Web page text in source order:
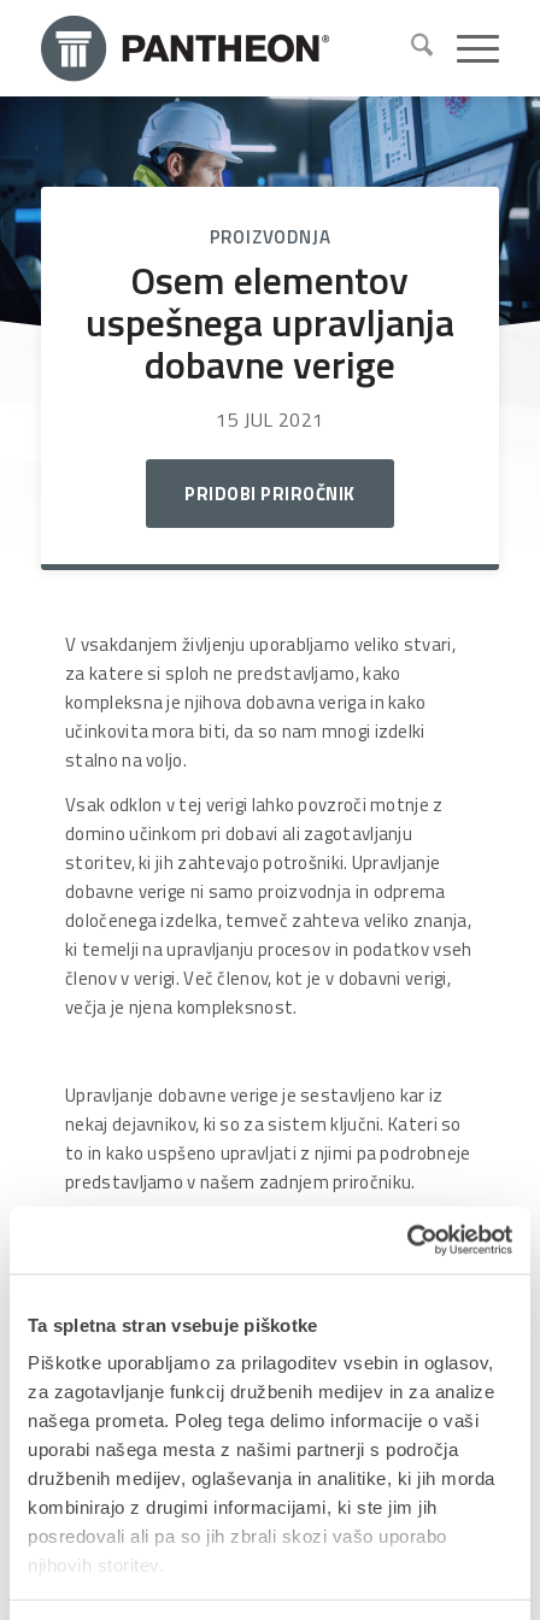
Ta spletna stran vsebuje piškotke
Piškotke uporabljamo za prilagoditev vsebin in oglasov,
za zagotavljanje funkcij družbenih medijev in za analize
našega prometa. Poleg tega delimo informacije o vaši
uporabi našega mesta z našimi partnerji s področja
družbenih medijev, oglaševanja in analitike, ki jih morda
kombinirajo z drugimi informacijami, ki ste jim jih
posredovali ali pa so jih zbrali skozi vašo uporabo
njihovih storitev.
PROIZVODNJA
Osem elementov
uspešnega upravljanja
dobavne verige
15 JUL 2021
PRIDOBI PRIROČNIK
V vsakdanjem življenju uporabljamo veliko stvari,
za katere si sploh ne predstavljamo, kako
kompleksna je njihova dobavna veriga in kako
učinkovita mora biti, da so nam mnogi izdelki
stalno na voljo.
Vsak odklon v tej verigi lahko povzroči motnje z
domino učinkom pri dobavi ali zagotavljanju
storitev, ki jih zahtevajo potrošniki. Upravljanje
dobavne verige ni samo proizvodnja in odprema
določenega izdelka, temveč zahteva veliko znanja,
ki temelji na upravljanju procesov in podatkov vseh
členov v verigi. Več členov, kot je v dobavni verigi,
večja je njena kompleksnost.
Upravljanje dobavne verige je sestavljeno kar iz
nekaj dejavnikov, ki so za sistem ključni. Kateri so
to in kako uspšeno upravljati z njimi pa podrobneje
predstavljamo v našem zadnjem priročniku.
Delite prispevek
NAZAJ NA PRIROČNIKE
Ne zamudite podjetniških